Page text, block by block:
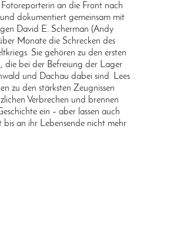
Fotoreporterin an die Front nach
dokumentiert gemeinsam mit
David E. Scherman (Andy
Monate die Schrecken des
Sie gehören zu den ersten
die bei der Befreiung der Lager
und Dachau dabei sind. Lees
zu den stärksten Zeugnissen
Verbrechen und brennen
ein – aber lassen auch
bis an ihr Lebensende nicht mehr